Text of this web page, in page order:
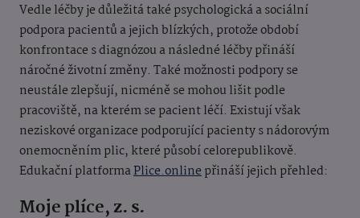
Vedle léčby je důležitá také psychologická a sociální
podpora pacientů a jejich blízkých, protože období
konfrontace s diagnózou a následné léčby přináší
náročné životní změny. Také možnosti podpory se
neustále zlepšují, nicméně se mohou lišit podle
pracoviště, na kterém se pacient léčí. Existují však
neziskové organizace podporující pacienty s nádorovým
onemocněním plic, které působí celorepublikově.
Edukační platformaPlice.onlinepřináší jejich přehled:
Moje plíce, z. s.